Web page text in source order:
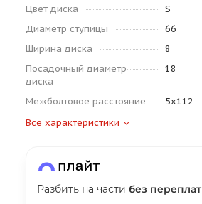
Цвет диска
S
Диаметр ступицы
66
Ширина диска
8
Посадочный диаметр
диска
18
Межболтовое расстояние
5x112
Все характеристики
Разбить на части без переплат
недели
plait.ru